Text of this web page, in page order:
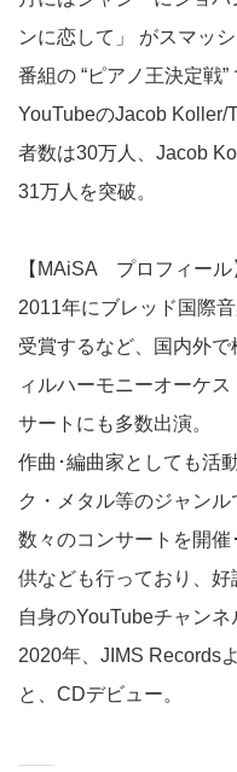
ンに恋して」 がスマッ
番組の “ピアノ王決定戦”
YouTubeのJacob Koller/
者数は30万人、Jacob
31万人を突破。
【 MAiSA プロフィール
2011年にブレッド国際
受賞するなど、国内外
ィルハーモニーオーケ
サートにも多数出演。
作曲･編曲家としても活
ク・メタル等のジャン
数々のコンサートを開
供なども行っており、好
自身のYouTubeチャンネ
2020年、 JIMS Records
と、 CDデビュー。